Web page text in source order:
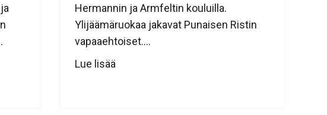
Hermannin ja Armfeltin kouluilla.
Ylijäämäruokaa jakavat Punaisen Ristin
vapaaehtoiset....
Lue lisää